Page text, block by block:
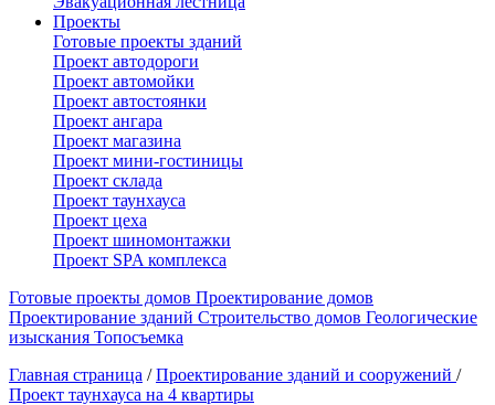
Проекты
Готовые проекты зданий
Проект автодороги
Проект автомойки
Проект автостоянки
Проект ангара
Проект магазина
Проект мини-гостиницы
Проект склада
Проект таунхауса
Проект цеха
Проект шиномонтажки
Проект SPA комплекса
Готовые проекты домов Проектирование домов
Проектирование зданий Строительство домов Геологические
изыскания Топосъемка
Главная страница / Проектирование зданий и сооружений /
Проект таунхауса на 4 квартиры